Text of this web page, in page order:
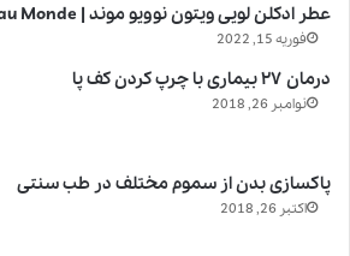
عطر ادکلن لویی ویتون نوویو موند | Louis Vuitton Nouveau Monde
فوریه 15, 2022
درمان ۲۷ بیماری با چرپ کردن کف پا
نوامبر 26, 2018
پاکسازی بدن از سموم مختلف در طب سنتی
اکتبر 26, 2018